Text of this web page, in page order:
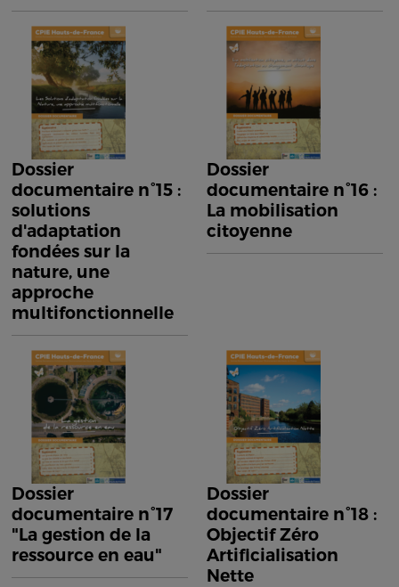
Dossier
documentaire n°15 :
solutions
d'adaptation
fondées sur la
nature, une
approche
multifonctionnelle
Dossier
documentaire n°16 :
La mobilisation
citoyenne
Dossier
documentaire n°17
"La gestion de la
ressource en eau"
Dossier
documentaire n°18 :
Objectif Zéro
Artificialisation
Nette